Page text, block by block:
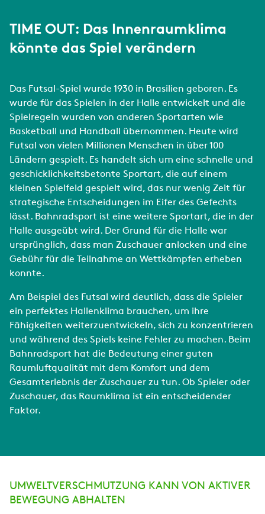
TIME OUT: Das Innenraumklima
könnte das Spiel verändern
Das Futsal-Spiel wurde 1930 in Brasilien geboren. Es
wurde für das Spielen in der Halle entwickelt und die
Spielregeln wurden von anderen Sportarten wie
Basketball und Handball übernommen. Heute wird
Futsal von vielen Millionen Menschen in über 100
Ländern gespielt. Es handelt sich um eine schnelle und
geschicklichkeitsbetonte Sportart, die auf einem
kleinen Spielfeld gespielt wird, das nur wenig Zeit für
strategische Entscheidungen im Eifer des Gefechts
lässt. Bahnradsport ist eine weitere Sportart, die in der
Halle ausgeübt wird. Der Grund für die Halle war
ursprünglich, dass man Zuschauer anlocken und eine
Gebühr für die Teilnahme an Wettkämpfen erheben
konnte.
Am Beispiel des Futsal wird deutlich, dass die Spieler
ein perfektes Hallenklima brauchen, um ihre
Fähigkeiten weiterzuentwickeln, sich zu konzentrieren
und während des Spiels keine Fehler zu machen. Beim
Bahnradsport hat die Bedeutung einer guten
Raumluftqualität mit dem Komfort und dem
Gesamterlebnis der Zuschauer zu tun. Ob Spieler oder
Zuschauer, das Raumklima ist ein entscheidender
Faktor.
UMWELTVERSCHMUTZUNG KANN VON AKTIVER
BEWEGUNG ABHALTEN